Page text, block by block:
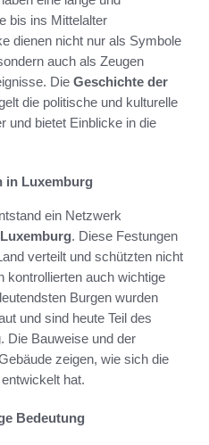
bis ins Mittelalter
dienen nicht nur als Symbole
auch als Zeugen
Die Geschichte der
die politische und kulturelle
und bietet Einblicke in die
in Luxemburg
ein Netzwerk
. Diese Festungen
verteilt und schützten nicht
kontrollierten auch wichtige
Burgen wurden
und sind heute Teil des
Die Bauweise und der
zeigen, wie sich die
hat.
Bedeutung